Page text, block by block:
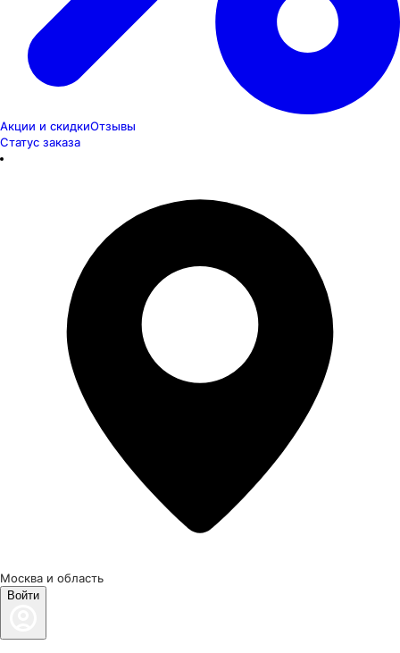
Акции и скидкиОтзывы
Статус заказа
Москва и область
Войти